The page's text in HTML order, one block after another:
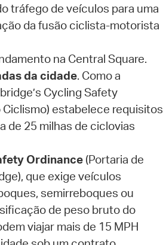
tráfego de veículos para uma
da fusão ciclista-motorista
na Central Square.
da cidade. Como a
Cycling Safety
estabelece requisitos
de 25 milhas de ciclovias
Ordinance(Portaria de
que exige veículos
semirreboques ou
de peso bruto do
viajar mais de 15 MPH